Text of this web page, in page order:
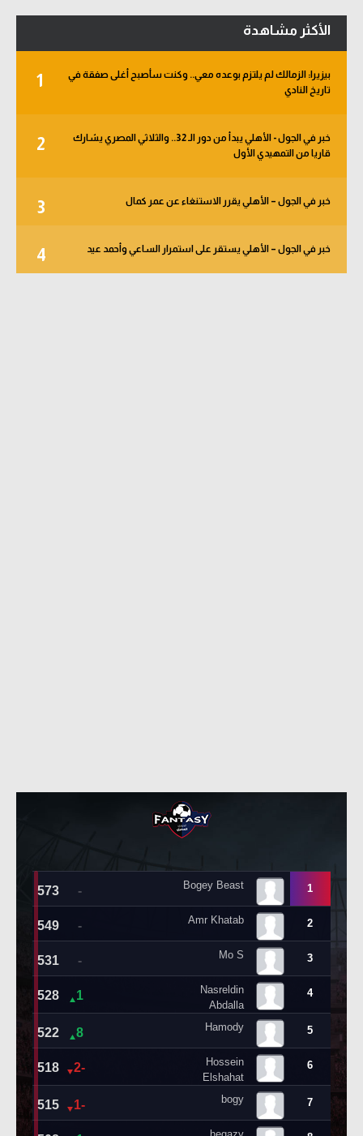
الأكثر مشاهدة
1
بيزيرا: الزمالك لم يلتزم بوعده معي.. وكنت سأصبح أغلى صفقة في
تاريخ النادي
2
خبر في الجول - الأهلي يبدأ من دور الـ 32.. والثلاثي المصري يشارك
قاريا من التمهيدي الأول
3 خبر في الجول – الأهلي يقرر الاستنغاء عن عمر كمال
4 خبر في الجول – الأهلي يستقر على استمرار الساعي وأحمد عيد